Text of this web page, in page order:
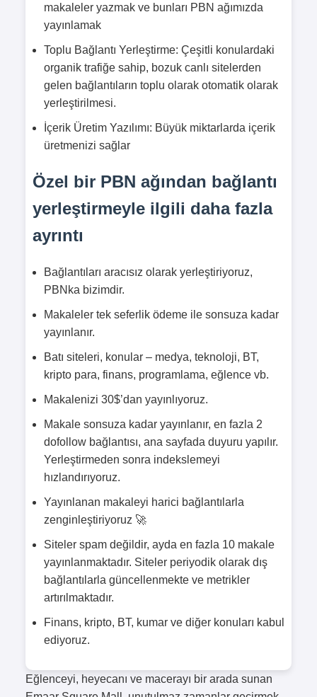
makaleler yazmak ve bunları PBN ağımızda
yayınlamak
Toplu Bağlantı Yerleştirme: Çeşitli konulardaki
organik trafiğe sahip, bozuk canlı sitelerden
gelen bağlantıların toplu olarak otomatik olarak
yerleştirilmesi.
İçerik Üretim Yazılımı: Büyük miktarlarda içerik
üretmenizi sağlar
Özel bir PBN ağından bağlantı
yerleştirmeyle ilgili daha fazla
ayrıntı
Bağlantıları aracısız olarak yerleştiriyoruz,
PBNka bizimdir.
Makaleler tek seferlik ödeme ile sonsuza kadar
yayınlanır.
Batı siteleri, konular – medya, teknoloji, BT,
kripto para, finans, programlama, eğlence vb.
Makalenizi 30$’dan yayınlıyoruz.
Makale sonsuza kadar yayınlanır, en fazla 2
dofollow bağlantısı, ana sayfada duyuru yapılır.
Yerleştirmeden sonra indekslemeyi
hızlandırıyoruz.
Yayınlanan makaleyi harici bağlantılarla
zenginleştiriyoruz 🚀
Siteler spam değildir, ayda en fazla 10 makale
yayınlanmaktadır. Siteler periyodik olarak dış
bağlantılarla güncellenmekte ve metrikler
artırılmaktadır.
Finans, kripto, BT, kumar ve diğer konuları kabul
ediyoruz.
Eğlenceyi, heyecanı ve macerayı bir arada sunan